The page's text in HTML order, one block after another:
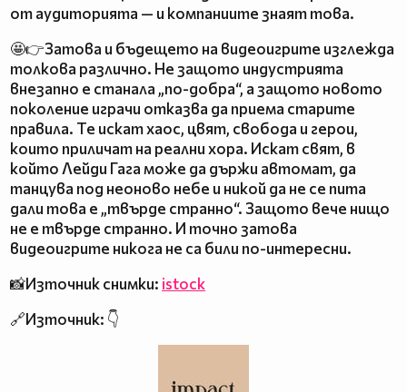
от аудиторията — и компаниите знаят това.
🤩👉Затова и бъдещето на видеоигрите изглежда
толкова различно. Не защото индустрията
внезапно е станала „по-добра“, а защото новото
поколение играчи отказва да приема старите
правила. Те искат хаос, цвят, свобода и герои,
които приличат на реални хора. Искат свят, в
който Лейди Гага може да държи автомат, да
танцува под неоново небе и никой да не се пита
дали това е „твърде странно“. Защото вече нищо
не е твърде странно. И точно затова
видеоигрите никога не са били по-интересни.
📸Източник снимки: istock
🔗Източник: 👇